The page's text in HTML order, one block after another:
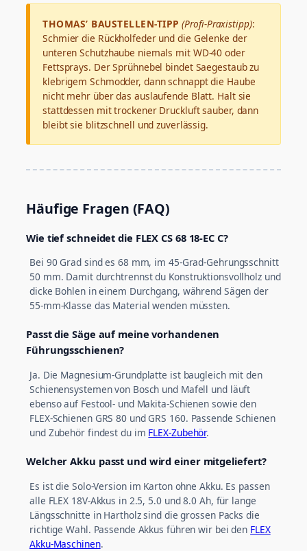
THOMAS’ BAUSTELLEN-TIPP (Profi-Praxistipp):
Schmier die Rückholfeder und die Gelenke der
unteren Schutzhaube niemals mit WD-40 oder
Fettsprays. Der Sprühnebel bindet Saegestaub zu
klebrigem Schmodder, dann schnappt die Haube
nicht mehr über das auslaufende Blatt. Halt sie
stattdessen mit trockener Druckluft sauber, dann
bleibt sie blitzschnell und zuverlässig.
Häufige Fragen (FAQ)
Wie tief schneidet die FLEX CS 68 18-EC C?
Bei 90 Grad sind es 68 mm, im 45-Grad-Gehrungsschnitt
50 mm. Damit durchtrennst du Konstruktionsvollholz und
dicke Bohlen in einem Durchgang, während Sägen der
55-mm-Klasse das Material wenden müssten.
Passt die Säge auf meine vorhandenen
Führungsschienen?
Ja. Die Magnesium-Grundplatte ist baugleich mit den
Schienensystemen von Bosch und Mafell und läuft
ebenso auf Festool- und Makita-Schienen sowie den
FLEX-Schienen GRS 80 und GRS 160. Passende Schienen
und Zubehör findest du im FLEX-Zubehör.
Welcher Akku passt und wird einer mitgeliefert?
Es ist die Solo-Version im Karton ohne Akku. Es passen
alle FLEX 18V-Akkus in 2.5, 5.0 und 8.0 Ah, für lange
Längsschnitte in Hartholz sind die grossen Packs die
richtige Wahl. Passende Akkus führen wir bei den FLEX
Akku-Maschinen.